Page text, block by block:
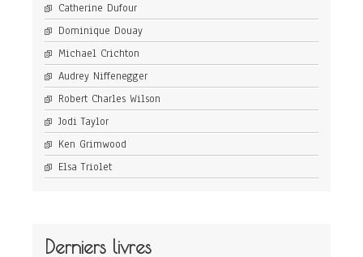
Catherine Dufour
Dominique Douay
Michael Crichton
Audrey Niffenegger
Robert Charles Wilson
Jodi Taylor
Ken Grimwood
Elsa Triolet
Derniers livres